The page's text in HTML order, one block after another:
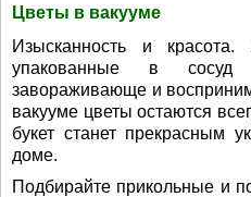
Цветы в вакууме
Изысканность и
упакованные в сосуд
завораживающе и
вакууме цветы остаются
букет станет прекрасным
доме.
Подбирайте прикольные и